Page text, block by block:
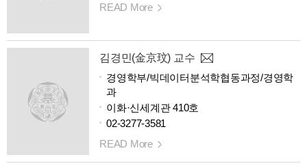
READ More
김경민(金京玟) 교수
경영학부/빅데이터분석학협동과정/경영학
과
이화·신세계관 410호
02-3277-3581
READ More